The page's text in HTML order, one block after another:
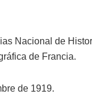
Nacional de
de Francia.
de 1919.